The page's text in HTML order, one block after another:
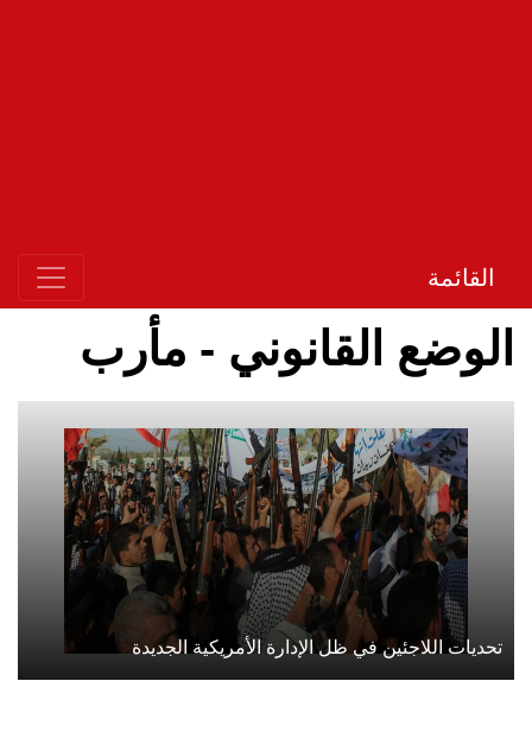
القائمة
الوضع القانوني - مأرب
تحديات اللاجئين في ظل الإدارة الأمريكية الجديدة